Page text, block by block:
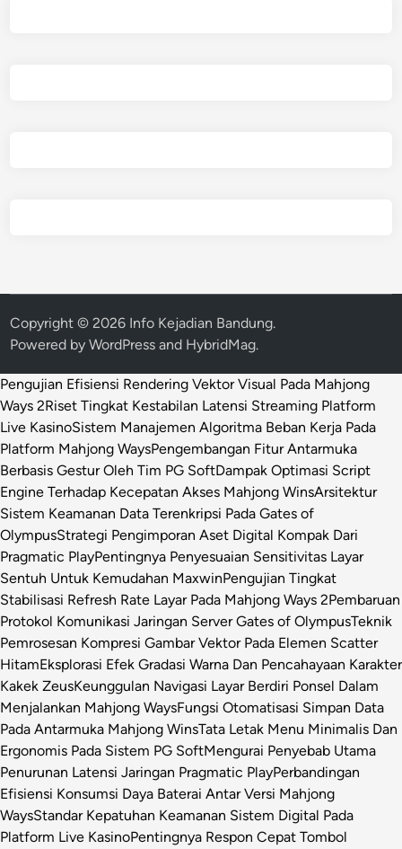
Copyright © 2026 Info Kejadian Bandung.
Powered byWordPress and HybridMag.
Pengujian Efisiensi Rendering Vektor Visual Pada Mahjong
Ways 2Riset Tingkat Kestabilan Latensi Streaming Platform
Live KasinoSistem Manajemen Algoritma Beban Kerja Pada
Platform Mahjong WaysPengembangan Fitur Antarmuka
Berbasis Gestur Oleh Tim PG SoftDampak Optimasi Script
Engine Terhadap Kecepatan Akses Mahjong WinsArsitektur
Sistem Keamanan Data Terenkripsi Pada Gates of
OlympusStrategi Pengimporan Aset Digital Kompak Dari
Pragmatic PlayPentingnya Penyesuaian Sensitivitas Layar
Sentuh Untuk Kemudahan MaxwinPengujian Tingkat
Stabilisasi Refresh Rate Layar Pada Mahjong Ways 2Pembaruan
Protokol Komunikasi Jaringan Server Gates of OlympusTeknik
Pemrosesan Kompresi Gambar Vektor Pada Elemen Scatter
HitamEksplorasi Efek Gradasi Warna Dan Pencahayaan Karakter
Kakek ZeusKeunggulan Navigasi Layar Berdiri Ponsel Dalam
Menjalankan Mahjong WaysFungsi Otomatisasi Simpan Data
Pada Antarmuka Mahjong WinsTata Letak Menu Minimalis Dan
Ergonomis Pada Sistem PG SoftMengurai Penyebab Utama
Penurunan Latensi Jaringan Pragmatic PlayPerbandingan
Efisiensi Konsumsi Daya Baterai Antar Versi Mahjong
WaysStandar Kepatuhan Keamanan Sistem Digital Pada
Platform Live KasinoPentingnya Respon Cepat Tombol